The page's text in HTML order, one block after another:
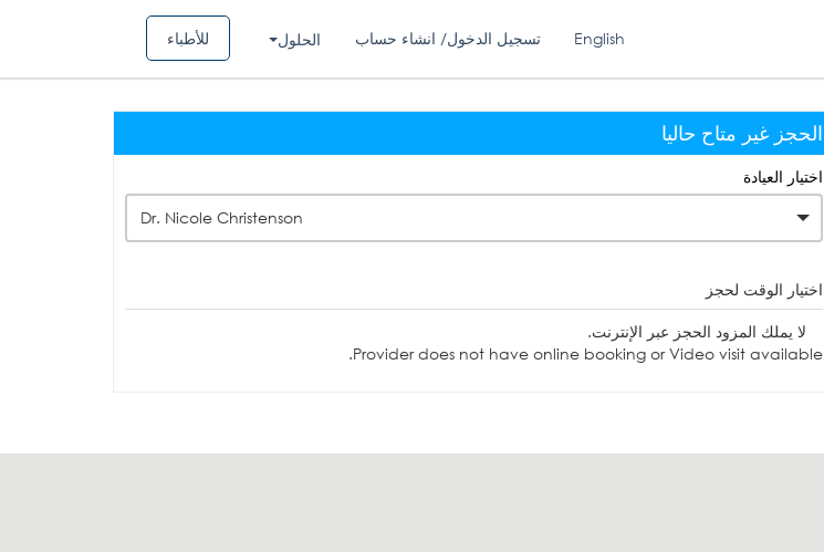
للأطباء الحلول تسجيل الدخول/ انشاء حساب English
الحجز غير متاح حاليا
اختيار العيادة
Dr. Nicole Christenson
اختيار الوقت لحجز
لا يملك المزود الحجز عبر الإنترنت.
Provider does not have online booking or Video visit available.